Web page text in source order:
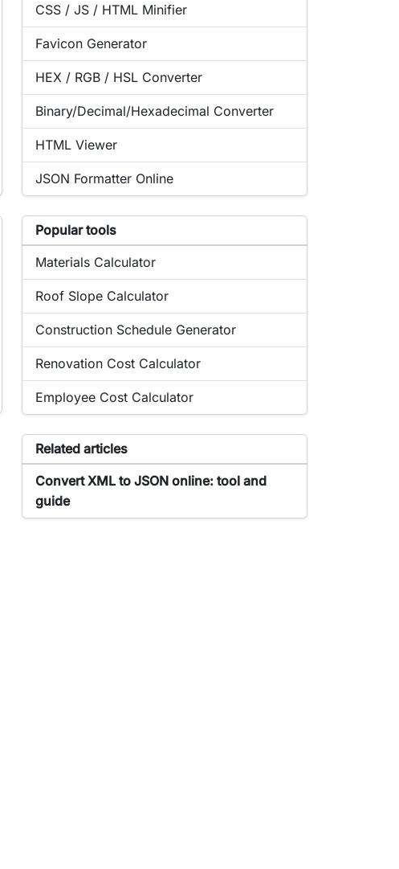
Online tool:
CSS / JS / HTML Minifier
Online tool:
Favicon Generator
Online tool:
HEX / RGB / HSL Converter
Online tool:
Binary/Decimal/Hexadecimal Converter
Online tool:
HTML Viewer
Online tool:
JSON Formatter Online
Popular tools
List of popular tools related to XML to JSON Converter
Popular online tool:
Materials Calculator
Popular online tool:
Roof Slope Calculator
Popular online tool:
Construction Schedule Generator
Popular online tool:
Renovation Cost Calculator
Popular online tool:
Employee Cost Calculator
Related articles
Articles related to the tool XML to JSON Converter
Article about XML to JSON Converter:
Convert XML to JSON online: tool and
guide